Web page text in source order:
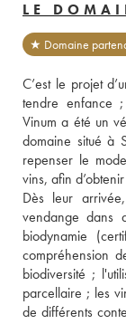
LE
★ Domaine
C’est le projet
tendre enfance
Vinum a été un
domaine situé à
repenser le
vins, afin
Dès leur
vendange dans
biodynamie
compréhension
biodiversité ;
parcellaire ; les
de différents